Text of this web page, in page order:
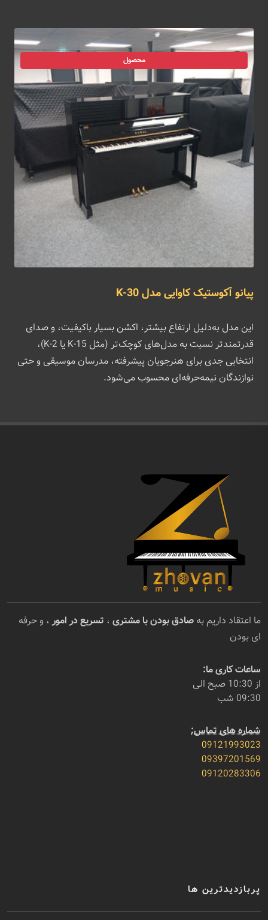
محصول
پیانو آکوستیک کاوایی مدل K-30
این مدل به‌دلیل ارتفاع بیشتر، اکشن بسیار باکیفیت، و صدای
قدرتمندتر نسبت به مدل‌های کوچک‌تر (مثل K-15 یا K-2)،
انتخابی جدی برای هنرجویان پیشرفته، مدرسان موسیقی و حتی
نوازندگان نیمه‌حرفه‌ای محسوب می‌شود.
ما اعتقاد داریم به صادق بودن با مشتری ، تسریع در امور ، و حرفه
ای بودن
ساعات کاری ما:
از 10:30 صبح الی
09:30 شب
شماره های تماس:
09121993023
09397201569
09120283306
پربازدیدترین ها